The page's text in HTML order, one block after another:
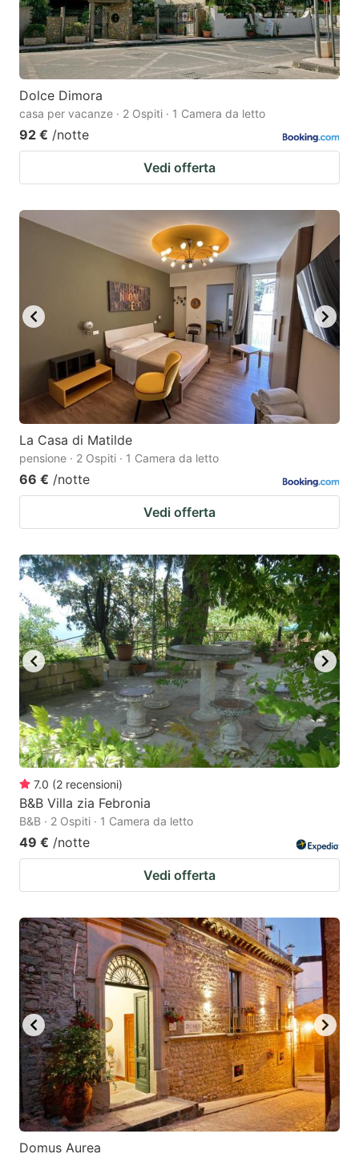
Dolce Dimora
casa per vacanze · 2 Ospiti · 1 Camera da letto
92 € /notte
Vedi offerta
La Casa di Matilde
pensione · 2 Ospiti · 1 Camera da letto
66 € /notte
Vedi offerta
7.0 (2 recensioni)
B&B Villa zia Febronia
B&B · 2 Ospiti · 1 Camera da letto
49 € /notte
Vedi offerta
Domus Aurea